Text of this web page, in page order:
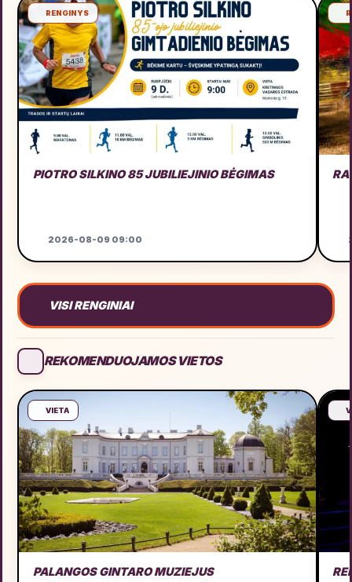
RENGINYS
PIOTRO SILKINO 85 JUBILIEJINIO BĖGIMAS
2026-08-09 09:00
VISI RENGINIAI
REKOMENDUOJAMOS VIETOS
VIETA
PALANGOS GINTARO MUZIEJUS